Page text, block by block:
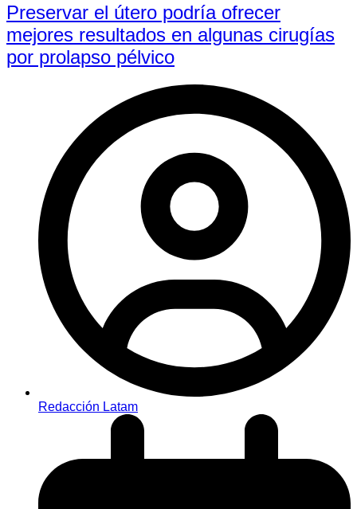
Preservar el útero podría ofrecer
mejores resultados en algunas cirugías
por prolapso pélvico
Redacción Latam